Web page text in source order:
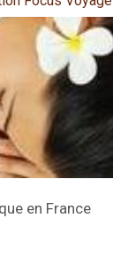
en France